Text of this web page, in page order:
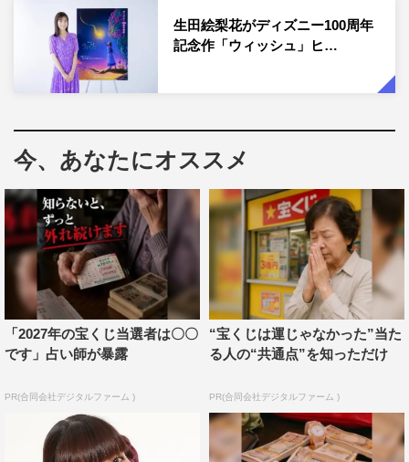
『ハミルトン』で、トニー賞（オリジナル楽曲賞など）、
グラミー賞（最優秀ミュージカル・ショー・アルバム賞）
を受賞、今年公開されたディズニー映画「リトル・マーメ
イド」では巨匠アラン・メンケンと共に楽曲を担当したリ
『金曜ロードショー』「ノートルダムの鐘」© 1996 Disney
11月24日（金）放送の「ノートルダムの鐘」は、何度も
映画化されたヴィクトル・ユーゴーの名作「ノートルダ
生田絵梨花がディズニー100周年
記念作「ウィッシュ」ヒ…
今、あなたにオススメ
「2027年の宝くじ当選者は〇〇
です」占い師が暴露
PR(合同会社デジタルファーム )
“宝くじは運じゃなかった”当た
る人の“共通点”を知っただけ
PR(合同会社デジタルファーム )